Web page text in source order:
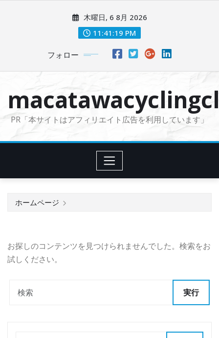
に
木曜日, 6 8月 2026
11:41:20 PM
フォロー
PR「本サイトはアフィリエイト広告を利用しています」
ホームページ
お探しのコンテンツを見つけられませんでした。検索をお
試しください。
実行